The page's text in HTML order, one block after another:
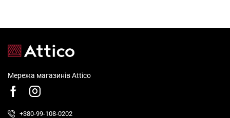
Мережа магазинів Attico
+380-99-108-0202